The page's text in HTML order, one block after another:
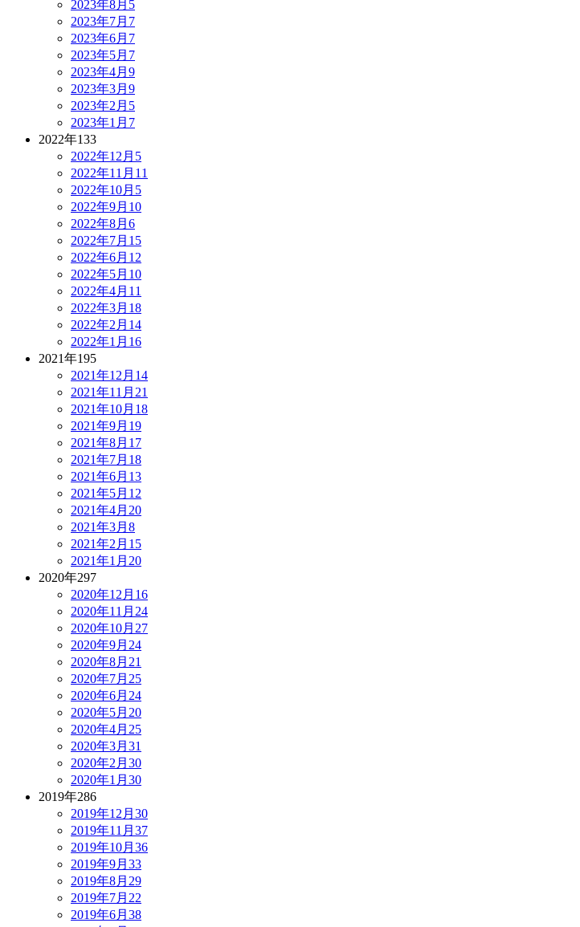
2023年8月 5
2023年7月 7
2023年6月 7
2023年5月 7
2023年4月 9
2023年3月 9
2023年2月 5
2023年1月 7
2022年133
2022年12月 5
2022年11月 11
2022年10月 5
2022年9月 10
2022年8月 6
2022年7月 15
2022年6月 12
2022年5月 10
2022年4月 11
2022年3月 18
2022年2月 14
2022年1月 16
2021年195
2021年12月 14
2021年11月 21
2021年10月 18
2021年9月 19
2021年8月 17
2021年7月 18
2021年6月 13
2021年5月 12
2021年4月 20
2021年3月 8
2021年2月 15
2021年1月 20
2020年297
2020年12月 16
2020年11月 24
2020年10月 27
2020年9月 24
2020年8月 21
2020年7月 25
2020年6月 24
2020年5月 20
2020年4月 25
2020年3月 31
2020年2月 30
2020年1月 30
2019年286
2019年12月 30
2019年11月 37
2019年10月 36
2019年9月 33
2019年8月 29
2019年7月 22
2019年6月 38